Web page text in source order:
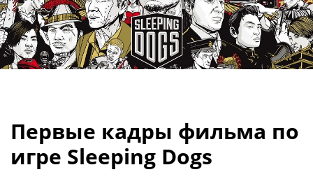
Первые кадры фильма по
игре Sleeping Dogs